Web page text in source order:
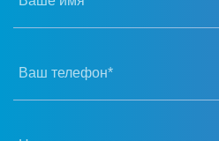
Ваш телефон*